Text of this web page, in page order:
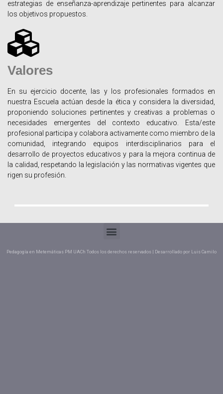
estrategias de enseñanza-aprendizaje pertinentes para alcanzar
los objetivos propuestos.
Valores
En su ejercicio docente, las y los profesionales formados en
nuestra Escuela actúan desde la ética y considera la diversidad,
proponiendo soluciones pertinentes y creativas a problemas o
necesidades emergentes del contexto educativo. Esta/este
profesional participa y colabora activamente como miembro de la
comunidad, integrando equipos interdisciplinarios para el
desarrollo de proyectos educativos y para la mejora continua de
la calidad, respetando la legislación y las normativas vigentes que
rigen su profesión.
Pedagogía en Metemáticas PM UACh Todos los derechos reservados | Desarrollado por Luis Camilo